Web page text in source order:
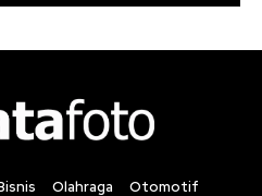
Olahraga
Otomotif